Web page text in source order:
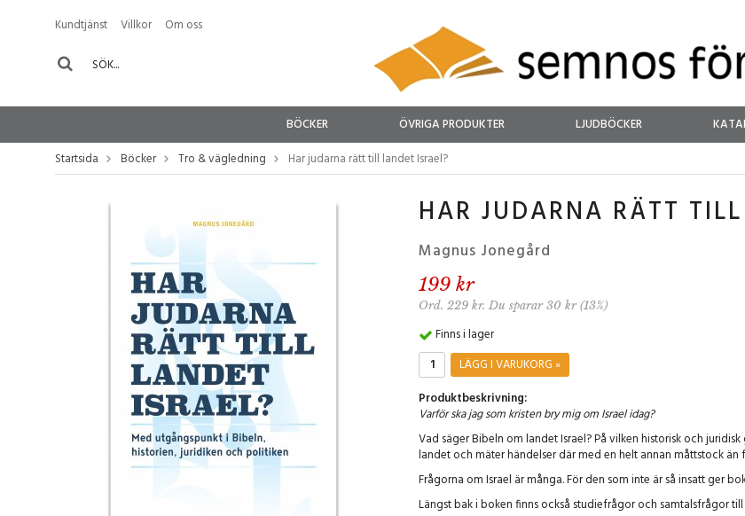
Kundtjänst Villkor Om oss
BÖCKER ÖVRIGA PRODUKTER LJUDBÖCKER
Startsida
Böcker Tro & vägledning Har judarna rätt till landet Israel?
HAR JUDARNA RÄTT
Magnus Jonegård
199 kr
Ord. 229 kr. Du sparar 30 kr (13%)
Finns i lager
LÄGG I VARUKORG »
Produktbeskrivning:
Varför ska jag som kristen bry mig om Israel idag?
Vad säger Bibeln om landet Israel? På vilken historisk och
landet och mäter händelser där med en helt annan måttstock
Frågorna om Israel är många. För den som inte är så insatt ger
Längst bak i boken finns också studiefrågor och samtalsfrågor